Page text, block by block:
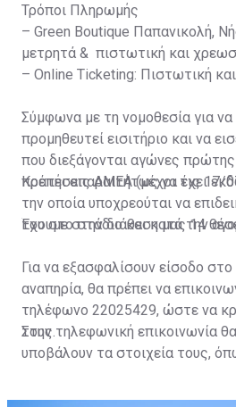
Τρόποι Πληρωμής
– Green Boutique Παπανικολή,
μετρητά & πιστωτική και
– Online Ticketing: Πιστωτική
Σύμφωνα με τη νομοθεσία για
προμηθευτεί εισιτήριο και να
που διεξάγονται αγώνες
πρέπει απαραιτήτως να έχει
την οποία υποχρεούται να
του στο στάδιο και κατά την
Κρατήσεις ΑΜΕΑ (μέχρι τις 17/
Έχουμε στην διάθεση μας 14
Για να εξασφαλίσουν είσοδο
αναπηρία, θα πρέπει να
τηλέφωνο 22025429, ώστε να
τους.
Στην τηλεφωνική επικοινωνία
υποβάλουν τα στοιχεία τους,